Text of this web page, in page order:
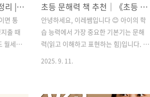
이 가
자격
입 신
건을
체 아이의 머릿속에는 무엇이 들어 있을
까?'라는 의문을 끊임없이 던지게 됩니다.
김붕년 교수의 저서 는 이러한 질문에 대
한 과학적이고 명쾌한 해답을 제시합니
발..
2025 고정지출 절약법 총정리 | 생활비 아끼는 실천 가이드
면 통
출 때
월세,
초등 문해력 책 추천｜《초등 첫 문해력 신문》으로 읽기·쓰기 훈련 완성
안녕하세요, 이레쌤입니다 😊 아이의 학
습 능력에서 가장 중요한 기본기는 문해
력(읽고 이해하고 표현하는 힘)입니다. 최
작가의 신간,《읽기로 시작해 쓰기로 완
2025. 9. 11.